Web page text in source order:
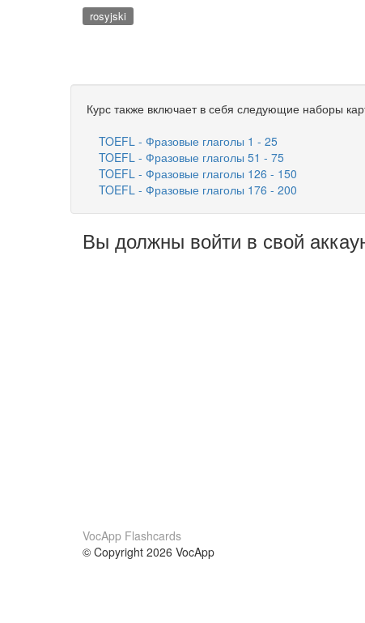
rosyjski
Курс также включает в себя следующие наборы
TOEFL - Фразовые глаголы 1 - 25
TOEFL - Фразовые глаголы 51 - 75
TOEFL - Фразовые глаголы 126 - 150
TOEFL - Фразовые глаголы 176 - 200
Вы должны войти в свой
VocApp Flashcards
© Copyright 2026 VocApp